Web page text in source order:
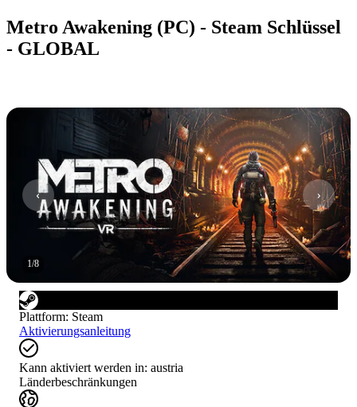
Metro Awakening (PC) - Steam Schlüssel
- GLOBAL
1/8
Plattform: Steam
Aktivierungsanleitung
Kann aktiviert werden in: austria
Länderbeschränkungen